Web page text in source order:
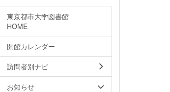
東京都市大学図書館
HOME
開館カレンダー
訪問者別ナビ
お知らせ